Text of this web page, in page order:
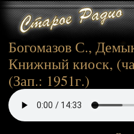
Богомазов С.,
Книжный киоск,
(Зап.: 1951г.)